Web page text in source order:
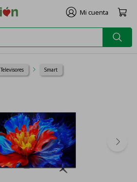
Televisores Smart